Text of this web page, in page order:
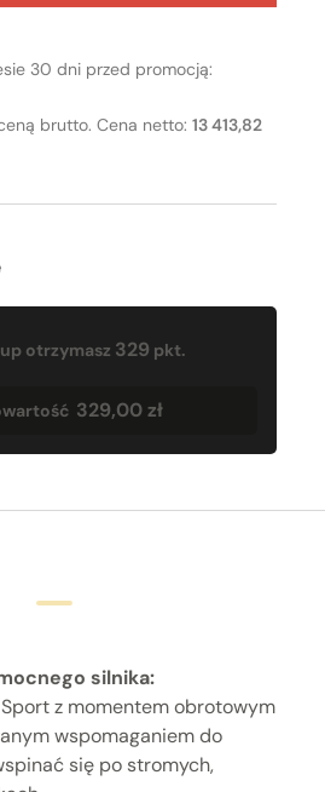
30 dni przed promocją:
brutto. Cena netto: 13 413,82
otrzymasz 329 pkt.
329,00 zł
silnika:
z momentem obrotowym
wspomaganiem do
się po stromych,